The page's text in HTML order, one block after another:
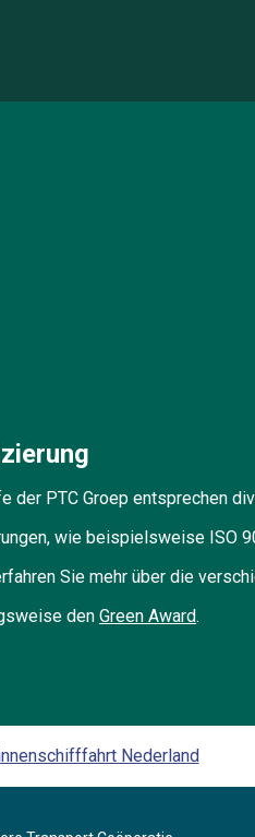
der PTC Groep entsprechen
wie beispielsweise ISO
Sie mehr über die
den Green Award.
Nederland